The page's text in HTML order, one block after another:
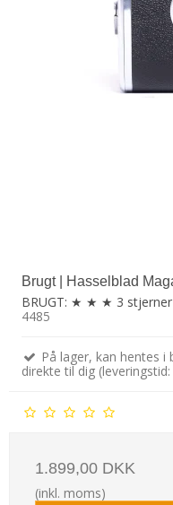
Brugt | Hasselblad
BRUGT: ★ ★ ★ 3 stjerner
4485
På lager, kan hentes i
direkte til dig
1.899,00 DKK
(inkl. moms)